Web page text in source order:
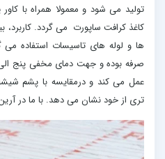
تولید می شود و معمولا همراه با
کاغذ کرافت ساپورت می گردد.
ها و لوله های تاسیسات استفاده
صرفه بوده و جهت دمای مخفی پنج
عمل می کند و درمقایسه با پشم شیشه
تری از خود نشان می دهد. با ما در